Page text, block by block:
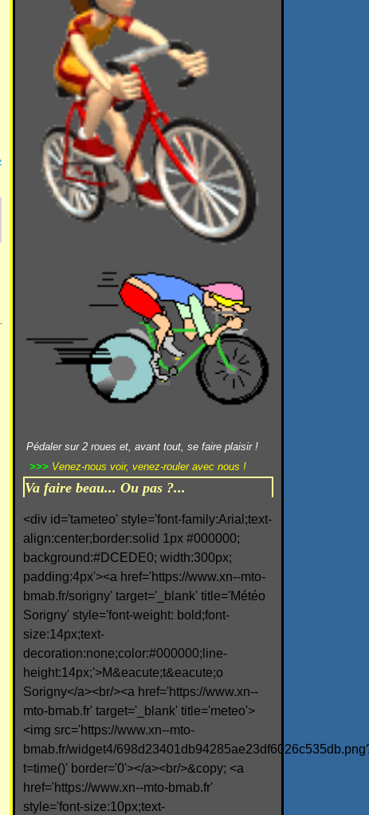
Pédaler sur 2 roues et, avant tout, se faire plaisir !
>>> Venez-nous voir, venez-rouler avec nous !
Va faire beau... Ou pas ?...
<div id='tameteo' style='font-family:Arial;text-
align:center;border:solid 1px #000000;
background:#DCEDE0; width:300px;
padding:4px'><a href='https://www.xn--mto-
bmab.fr/sorigny' target='_blank' title='Météo
Sorigny' style='font-weight: bold;font-
size:14px;text-
decoration:none;color:#000000;line-
height:14px;'>M&eacute;t&eacute;o
Sorigny</a><br/><a href='https://www.xn--
mto-bmab.fr' target='_blank' title='meteo'>
<img src='https://www.xn--mto-
bmab.fr/widget4/
t=time()' border='0'></a><br/>&copy; <a
href='https://www.xn--mto-bmab.fr'
style='font-size:10px;text-